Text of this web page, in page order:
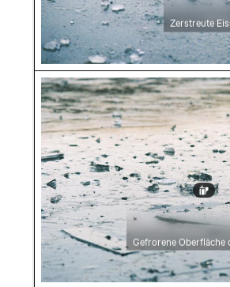
Zerstreute
Gefrorene Oberfläche des
Gefrorene Oberfläche